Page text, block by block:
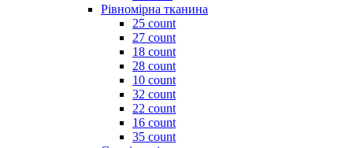
Рівномірна тканина
25 count
27 count
18 count
28 count
10 count
32 count
22 count
16 count
35 count